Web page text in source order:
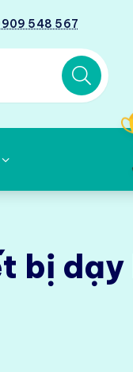
548 567
bị dạy